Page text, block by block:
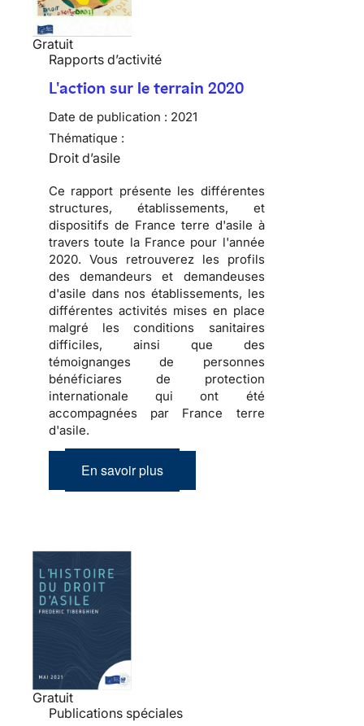
Gratuit
Rapports d’activité
L'action sur le terrain 2020
Date de publication : 2021
Thématique :
Droit d’asile
Ce rapport présente les différentes
structures, établissements, et
dispositifs de France terre d'asile à
travers toute la France pour l'année
2020. Vous retrouverez les profils
des demandeurs et demandeuses
d'asile dans nos établissements, les
différentes activités mises en place
malgré les conditions sanitaires
difficiles, ainsi que des
témoignanges de personnes
bénéficiares de protection
internationale qui ont été
accompagnées par France terre
d'asile.
En savoir plus
Gratuit
Publications spéciales